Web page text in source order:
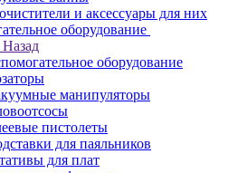
и аксессуары для них
оборудование
Назад
оборудование
манипуляторы
пистолеты
для паяльников
для плат